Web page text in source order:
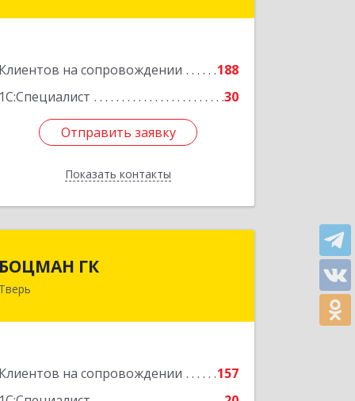
Клиентов на сопровождении
188
1С:Специалист
30
Отправить заявку
Показать контакты
Отправить заявку
Назад
БОЦМАН ГК
Тверь
Клиентов на сопровождении
157
170100, Тверская обл, Тверь г, Лидии